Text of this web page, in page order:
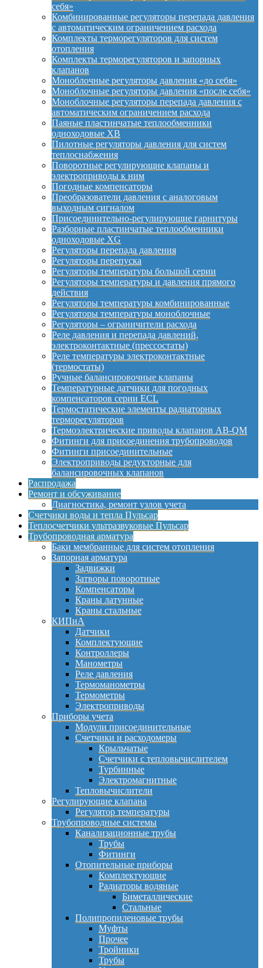
себя»
Комбинированные регуляторы перепада давления
с автоматическим ограничением расхода
Комплекты терморегуляторов для систем
отопления
Комплекты терморегуляторов и запорных
клапанов
Моноблочные регуляторы давления «до себя»
Моноблочные регуляторы давления «после себя»
Моноблочные регуляторы перепада давления с
автоматическим ограничением расхода
Паяные пластинчатые теплообменники
одноходовые XB
Пилотные регуляторы давления для систем
теплоснабжения
Поворотные регулирующие клапаны и
электроприводы к ним
Погодные компенсаторы
Преобразователи давления с аналоговым
выходным сигналом
Присоединительно-регулирующие гарнитуры
Разборные пластинчатые теплообменники
одноходовые XG
Регуляторы перепада давления
Регуляторы перепуска
Регуляторы температуры большой серии
Регуляторы температуры и давления прямого
действия
Регуляторы температуры комбинированные
Регуляторы температуры моноблочные
Регуляторы – ограничители расхода
Реле давления и перепада давлений,
электроконтактные (прессостаты)
Реле температуры электроконтактные
(термостаты)
Ручные балансировочные клапаны
Температурные датчики для погодных
компенсаторов серии ECL
Термостатические элементы радиаторных
терморегуляторов
Термоэлектрические приводы клапанов AB-QM
Фитинги для присоединения трубопроводов
Фитинги присоединительные
Электроприводы редукторные для
балансировочных клапанов
Распродажа
Ремонт и обсуживание
Диагностика, ремонт узлов учета
Счетчики воды и тепла Пульсар
Теплосчетчики ультразвуковые Пульсар
Трубопроводная арматура
Баки мембранные для систем отопления
Запорная арматура
Задвижки
Затворы поворотные
Компенсаторы
Краны латунные
Краны стальные
КИПиА
Датчики
Комплектующие
Контроллеры
Манометры
Реле давления
Термоманометры
Термометры
Электроприводы
Приборы учета
Модули присоединительные
Счетчики и расходомеры
Крыльчатые
Счетчики с тепловычислителем
Турбинные
Электромагнитные
Тепловычислители
Регулирующие клапана
Регулятор температуры
Трубопроводные системы
Канализационные трубы
Трубы
Фитинги
Отопительные приборы
Комплектующие
Радиаторы водяные
Биметаллические
Стальные
Полипропиленовые трубы
Муфты
Прочее
Тройники
Трубы